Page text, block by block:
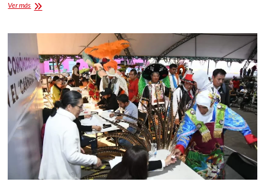
Ver más‘Como
Chocolate’
elige
Tlaxcala
como
su
escenario
para
la
2a
temporada